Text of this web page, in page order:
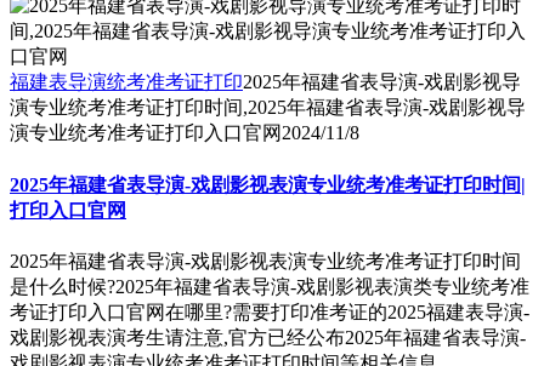
福建表导演统考准考证打印2025年福建省表导演-戏剧影视导
演专业统考准考证打印时间,2025年福建省表导演-戏剧影视导
演专业统考准考证打印入口官网2024/11/8
2025年福建省表导演-戏剧影视表演专业统考准考证打印时间|
打印入口官网
2025年福建省表导演-戏剧影视表演专业统考准考证打印时间
是什么时候?2025年福建省表导演-戏剧影视表演类专业统考准
考证打印入口官网在哪里?需要打印准考证的2025福建表导演-
戏剧影视表演考生请注意,官方已经公布2025年福建省表导演-